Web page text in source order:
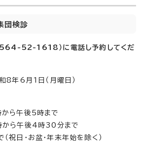
団検診
52-1618）に電話し予約してくだ
8年6月1日（月曜日）
ら午後5時まで
から午後4時30分まで
祝日・お盆・年末年始を除く）